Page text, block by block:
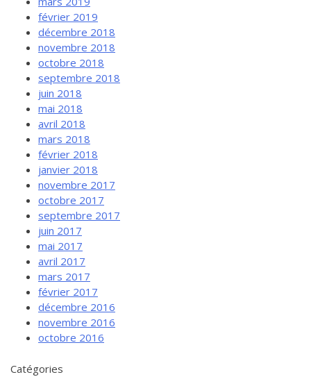
février 2019
décembre 2018
novembre 2018
octobre 2018
septembre 2018
juin 2018
mai 2018
avril 2018
mars 2018
février 2018
janvier 2018
novembre 2017
octobre 2017
septembre 2017
juin 2017
mai 2017
avril 2017
mars 2017
février 2017
décembre 2016
novembre 2016
octobre 2016
Catégories